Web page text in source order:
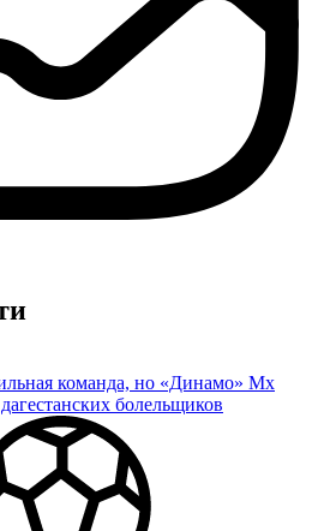
команда, но «Динамо» Мх
болельщиков